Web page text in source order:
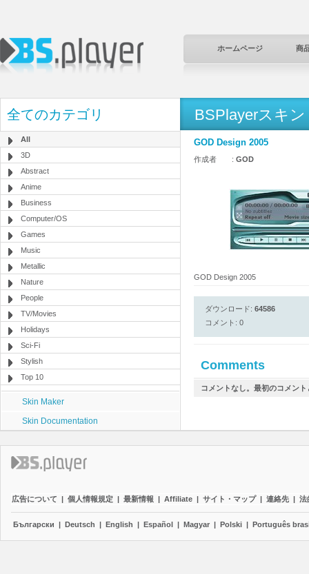
ホームページ 商
全てのカテゴリ
All
3D
Abstract
Anime
Business
Computer/OS
Games
Music
Metallic
Nature
People
TV/Movies
Holidays
Sci-Fi
Stylish
Top 10
Skin Maker
Skin Documentation
BSPlayerスキン
GOD Design 2005
作成者 : GOD
GOD Design 2005
ダウンロード: 64586
コメント: 0
Comments
コメントなし。最初のコメン
広告について | 個人情報規定 | 最新情報 | Affiliate | サイト・マップ | 連絡先 | 法
Български | Deutsch | English | Español | Magyar | Polski | Português